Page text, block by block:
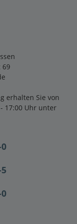
69
erhalten Sie von
17:00 Uhr unter